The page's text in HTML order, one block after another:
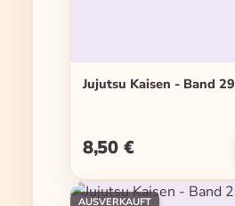
Jujutsu Kaisen - Band 29
Regulärer Preis:
8,50 €
AUSVERKAUFT